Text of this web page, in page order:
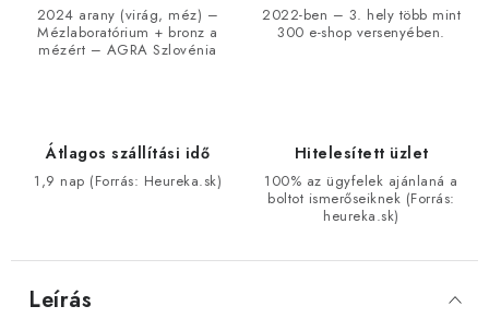
2024 arany (virág, méz) –
Mézlaboratórium + bronz a
mézért – AGRA Szlovénia
2022-ben – 3. hely több mint
300 e-shop versenyében.
Átlagos szállítási idő
1,9 nap (Forrás: Heureka.sk)
Hitelesített üzlet
100% az ügyfelek ajánlaná a
boltot ismerőseiknek (Forrás:
heureka.sk)
Leírás